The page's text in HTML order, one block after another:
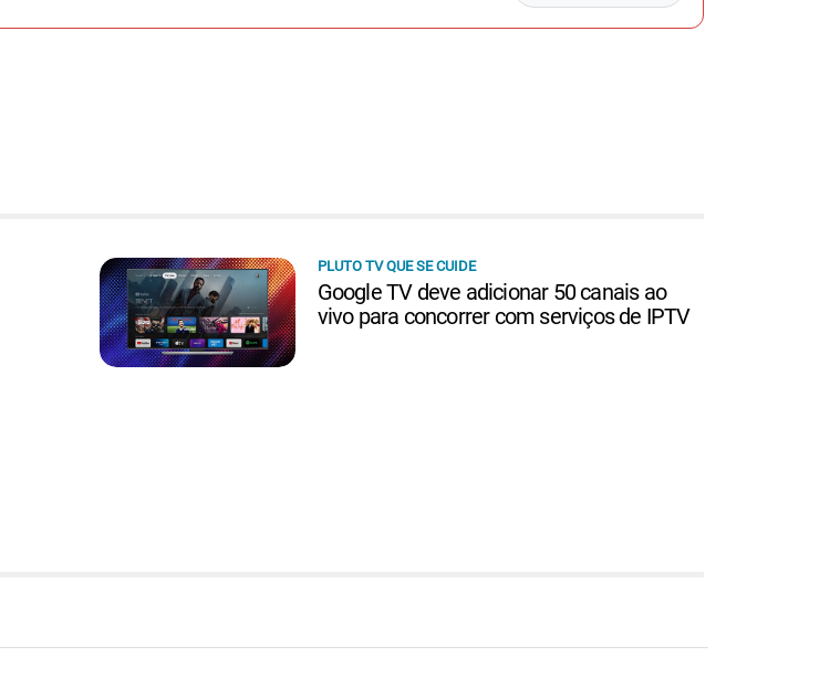
PLUTO TV QUE SE CUIDE
Google TV deve adicionar 50 canais ao
vivo para concorrer com serviços de IPTV